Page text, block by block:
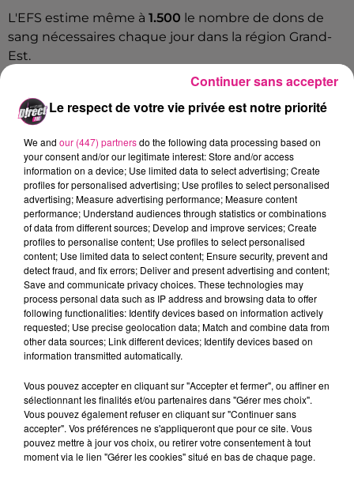
L'EFS estime même à 1.500 le nombre de dons de
sang nécessaires chaque jour dans la région Grand-
Est.
A Metz : c'est au6 Rue des Dames. Pour prendre
A Nancy : Dirigez vous vers le 85-87 Boulevard Lobau
et appelez au 03 83 44 62 62
Un don prend en moyenne une trentaine de
minutes.
FIL ACTUS
6 août 2026
Metz : une distribution de lunette gratuite pour voir l’éclipse
5 août 2026
Casting de Woof : l'Euro-Métropole de Metz part à la recherche de...
Officiel : Gauthier Hein quitte le FC Metz pour l'OGC Nice
4 août 2026
Officiel : le lac de Madine reporte son feu d’artifice
4 août 2026
Eclipse Solaire du 12 août : où voir ce phénomène en Lorraine ?
Le respect de votre vie privée est notre priorité
We and our (447) partnersdo the following data processing based on
your consent and/or our legitimate interest: Store and/or access
information on a device; Use limited data to select advertising; Create
profiles for personalised advertising; Use profiles to select personalised
advertising; Measure advertising performance; Measure content
performance; Understand audiences through statistics or combinations
of data from different sources; Develop and improve services; Create
profiles to personalise content; Use profiles to select personalised
content; Use limited data to select content; Ensure security, prevent and
detect fraud, and fix errors; Deliver and present advertising and content;
Save and communicate privacy choices. These technologies may
process personal data such as IP address and browsing data to offer
following functionalities: Identify devices based on information actively
requested; Use precise geolocation data; Match and combine data from
other data sources; Link different devices; Identify devices based on
information transmitted automatically.
Vous pouvez accepter en cliquant sur "Accepter et fermer", ou affiner en
sélectionnant les finalités et/ou partenaires dans "Gérer mes choix".
Vous pouvez également refuser en cliquant sur "Continuer sans
accepter". Vos préférences ne s'appliqueront que pour ce site. Vous
pouvez mettre à jour vos choix, ou retirer votre consentement à tout
moment via le lien "Gérer les cookies" situé en bas de chaque page.
Continuer sans accepter